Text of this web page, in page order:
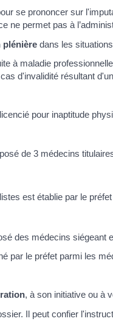
se prononcer sur
ne permet pas à
plénière dans les
à maladie professionnelle
d'invalidité résultant
pour inaptitude
de 3 médecins
est établie par le
des médecins siégeant
par le préfet parmi les
, à son initiative ou à
Il peut confier